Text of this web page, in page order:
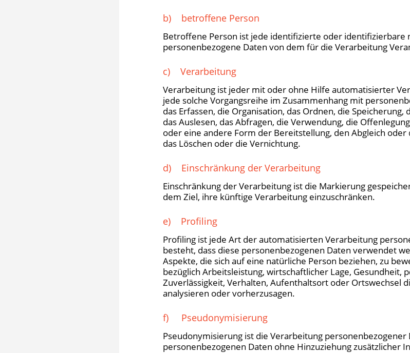
b) betroffene Person
Betroffene Person ist jede identifizierte oder identifizierbare
personenbezogene Daten von dem für die Verarbeitung
c) Verarbeitung
Verarbeitung ist jeder mit oder ohne Hilfe automatisierter
jede solche Vorgangsreihe im Zusammenhang mit
das Erfassen, die Organisation, das Ordnen, die
das Auslesen, das Abfragen, die Verwendung, die
oder eine andere Form der Bereitstellung, den Abgleich oder
das Löschen oder die Vernichtung.
d) Einschränkung der Verarbeitung
Einschränkung der Verarbeitung ist die Markierung
dem Ziel, ihre künftige Verarbeitung einzuschränken.
e) Profiling
Profiling ist jede Art der automatisierten Verarbeitung
besteht, dass diese personenbezogenen Daten verwendet
Aspekte, die sich auf eine natürliche Person beziehen, zu
bezüglich Arbeitsleistung, wirtschaftlicher Lage, Gesundheit,
Zuverlässigkeit, Verhalten, Aufenthaltsort oder Ortswechsel
analysieren oder vorherzusagen.
f) Pseudonymisierung
Pseudonymisierung ist die Verarbeitung
personenbezogenen Daten ohne Hinzuziehung zusätzlicher